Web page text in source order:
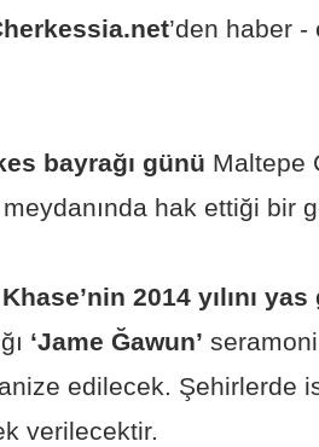
’den haber
bayrağı günü Maltepe
hak ettiği bir
2014 yılını
‘Jame Ğawun’
edilecek. Şehirlerde
verilecektir.